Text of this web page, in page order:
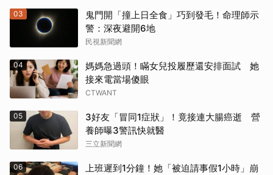
03
鬼門開「撞上日全食」巧到發毛！命理師示
警：深夜避開6地
民視新聞網
04
媽媽急過頭！瞞女兒投履歷還安排面試 她
接來電當場傻眼
CTWANT
05
3好友「冒同1症狀」！竟接連大腸癌逝 營
養師曝3警訊快就醫
三立新聞網
06
上班遲到1分鐘！她「被迫請事假1小時」崩